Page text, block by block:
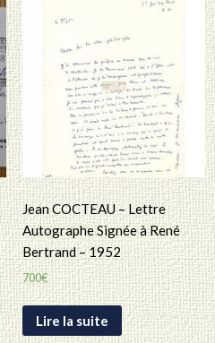
Jean COCTEAU – Lettre
Autographe Signée à René
Bertrand – 1952
700€
Lire la suite